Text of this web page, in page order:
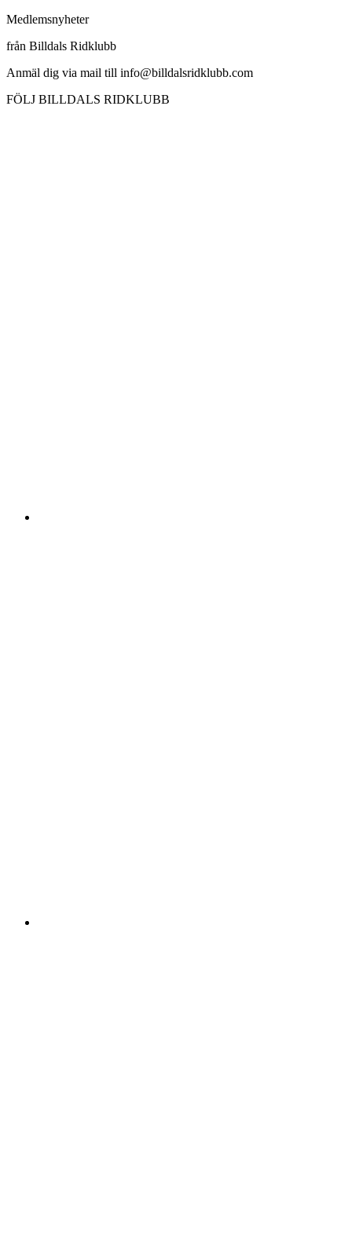
Medlemsnyheter
från Billdals Ridklubb
Anmäl dig via mail till info@billdalsridklubb.com
FÖLJ BILLDALS RIDKLUBB